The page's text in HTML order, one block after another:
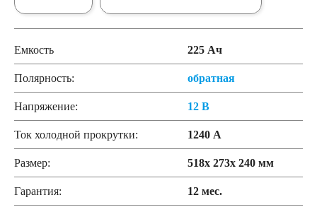
Емкость 225 Ач
Полярность: обратная
Напряжение: 12 В
Ток холодной прокрутки: 1240 А
Размер: 518x 273x 240 мм
Гарантия: 12 мес.